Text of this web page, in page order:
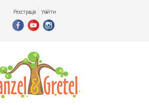
Реєстрація Увійти